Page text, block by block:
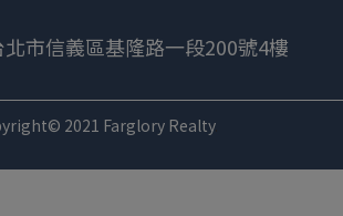
市信義區基隆路一段200號4樓
2021 Farglory Realty.